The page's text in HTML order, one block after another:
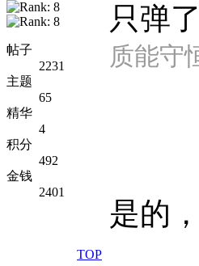
帖子
2231
主题
65
精华
4
积分
492
金钱
2401
只弹
质能守
是的，
TOP